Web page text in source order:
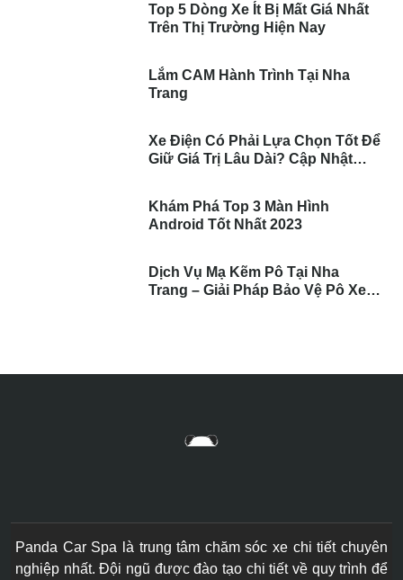
Top 5 Dòng Xe Ít Bị Mất Giá Nhất
Trên Thị Trường Hiện Nay
Lắm CAM Hành Trình Tại Nha
Trang
Xe Điện Có Phải Lựa Chọn Tốt Để
Giữ Giá Trị Lâu Dài? Cập Nhật
Khám Phá Top 3 Màn Hình
Android Tốt Nhất 2023
Dịch Vụ Mạ Kẽm Pô Tại Nha
Trang – Giải Pháp Bảo Vệ Pô Xe
Panda Car Spa là trung tâm chăm sóc xe chi tiết chuyên
nghiệp nhất. Đội ngũ được đào tạo chi tiết về quy trình để